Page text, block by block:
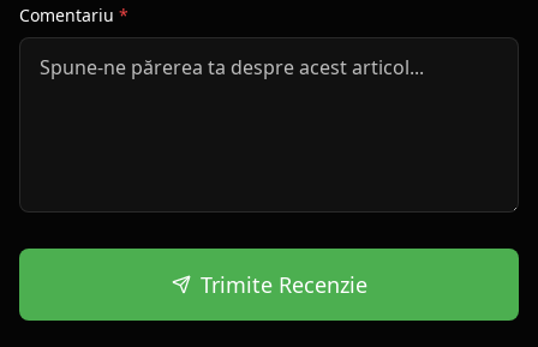
Comentariu *
Trimite Recenzie